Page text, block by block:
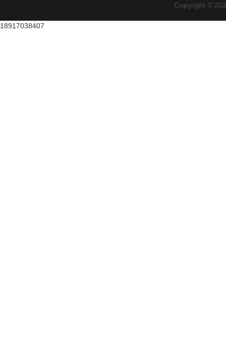
Copyright ©
18917038407